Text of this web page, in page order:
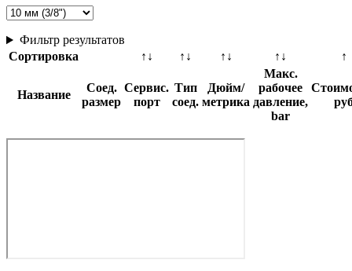
Фильтр результатов
Сортировка
↑↓ ↑↓ ↑↓ ↑↓ ↑
Название
Соед.
размер
Сервис.
порт
Тип
соед.
Дюйм/
метрика
Макс.
рабочее
давление,
bar